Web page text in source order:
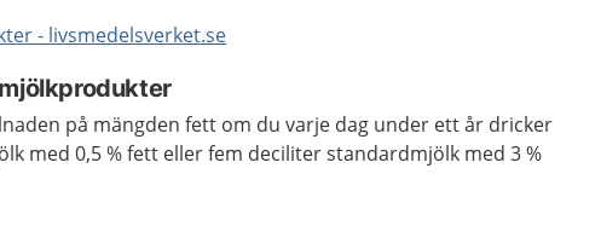
- livsmedelsverket.se
på mängden fett om du varje dag under ett år dricker
med 0,5 % fett eller fem deciliter standardmjölk med 3 %